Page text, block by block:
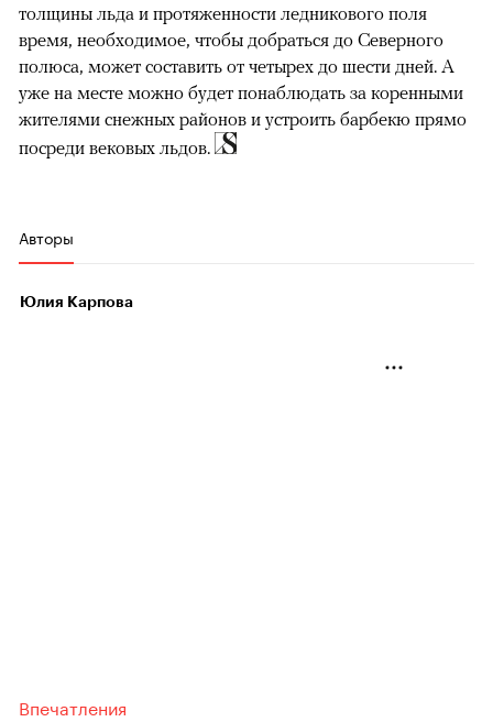
00:00 / 00:00
толщины льда и протяженности ледникового поля
время, необходимое, чтобы добраться до Северного
полюса, может составить от четырех до шести дней. А
уже на месте можно будет понаблюдать за коренными
жителями снежных районов и устроить барбекю прямо
посреди вековых льдов.
Авторы
Юлия Карпова
Впечатления